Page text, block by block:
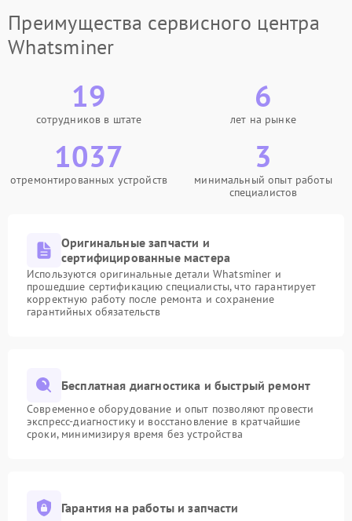
Преимущества сервисного центра
Whatsminer
19
сотрудников в штате
6
лет на рынке
1037
отремонтированных устройств
3
минимальный опыт работы
специалистов
Оригинальные запчасти и
сертифицированные мастера
Используются оригинальные детали Whatsminer и
прошедшие сертификацию специалисты, что гарантирует
корректную работу после ремонта и сохранение
гарантийных обязательств
Бесплатная диагностика и быстрый ремонт
Современное оборудование и опыт позволяют провести
экспресс-диагностику и восстановление в кратчайшие
сроки, минимизируя время без устройства
Гарантия на работы и запчасти